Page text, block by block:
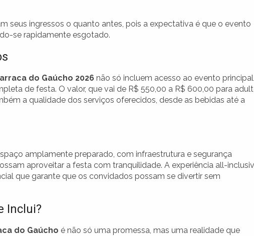
seus ingressos o quanto antes, pois a expectativa é que o evento
se rapidamente esgotado.
do Gaúcho 2026 não só incluem acesso ao evento
de festa. O valor, que vai de R$ 550,00 a R$ 600,00 para
a qualidade dos serviços oferecidos, desde as bebidas até a
amplamente preparado, com infraestrutura e segurança
aproveitar a festa com tranquilidade. A experiência all-
que garante que os convidados possam se divertir sem
Inclui?
do Gaúcho é não só uma promessa, mas uma realidade que